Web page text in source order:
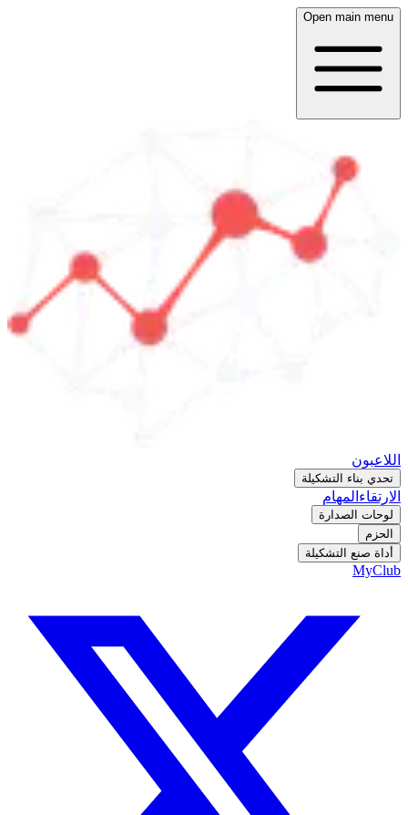
Open main menu
اللاعبون
تحدي بناء التشكيلة
الارتقاء المهام
لوحات الصدارة
الحزم
أداة صنع التشكيلة
MyClub